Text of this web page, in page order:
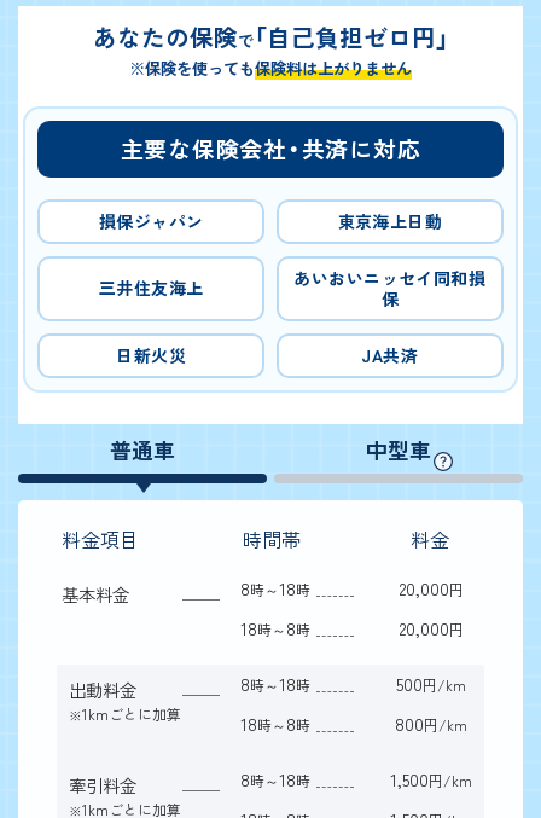
あなたの保険で「自己負担ゼロ円」
※保険を使っても保険料は上がりません
主要な保険会社・共済に対応
損保ジャパン 東京海上日動
三井住友海上
あいおいニッセイ同和損
保
日新火災 JA共済
普通車 中型車
料金項目 時間帯 料金
基本料金 8時～18時 20,000円
18時～8時 20,000円
出動料金
※1kmごとに加算
8時～18時 500円/km
18時～8時 800円/km
牽引料金
※1kmごとに加算
8時～18時 1,500円/km